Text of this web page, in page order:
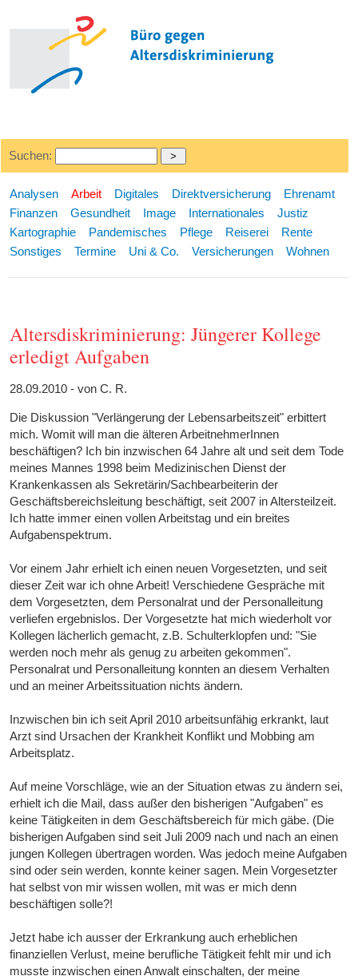
Suchen:
Analysen Arbeit Digitales Direktversicherung
Ehrenamt
Finanzen
Gesundheit Image Internationales
Justiz
Kartographie
Pandemisches Pflege Reiserei
Rente
Sonstiges
Termine Uni & Co. Versicherungen Wohnen
Altersdiskriminierung: Jüngerer Kollege
erledigt Aufgaben
28.09.2010 - von C. R.
Die Diskussion "Verlängerung der Lebensarbeitszeit" erbittert
mich. Womit will man die älteren ArbeitnehmerInnen
beschäftigen? Ich bin inzwischen 64 Jahre alt und seit dem Tode
meines Mannes 1998 beim Medizinischen Dienst der
Krankenkassen als Sekretärin/Sachbearbeiterin der
Geschäftsbereichsleitung beschäftigt, seit 2007 in Altersteilzeit.
Ich hatte immer einen vollen Arbeitstag und ein breites
Aufgabenspektrum.
Vor einem Jahr erhielt ich einen neuen Vorgesetzten, und seit
dieser Zeit war ich ohne Arbeit! Verschiedene Gespräche mit
dem Vorgesetzten, dem Personalrat und der Personalleitung
verliefen ergebnislos. Der Vorgesetzte hat mich wiederholt vor
Kollegen lächerlich gemacht, z.B. Schulterklopfen und: "Sie
werden noch mehr als genug zu arbeiten gekommen".
Personalrat und Personalleitung konnten an diesem Verhalten
und an meiner Arbeitssituation nichts ändern.
Inzwischen bin ich seit April 2010 arbeitsunfähig erkrankt, laut
Arzt sind Ursachen der Krankheit Konflikt und Mobbing am
Arbeitsplatz.
Auf meine Vorschläge, wie an der Situation etwas zu ändern sei,
erhielt ich die Mail, dass außer den bisherigen "Aufgaben" es
keine Tätigkeiten in dem Geschäftsbereich für mich gäbe. (Die
bisherigen Aufgaben sind seit Juli 2009 nach und nach an einen
jungen Kollegen übertragen worden. Was jedoch meine Aufgaben
sind oder sein werden, konnte keiner sagen. Mein Vorgesetzter
hat selbst von mir wissen wollen, mit was er mich denn
beschäftigen solle?!
Jetzt habe ich ausser der Erkrankung auch erheblichen
finanziellen Verlust, meine berufliche Tätigkeit fehlt mir und ich
musste inzwischen einen Anwalt einschalten, der meine